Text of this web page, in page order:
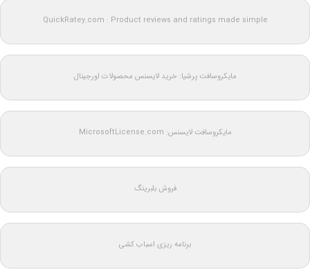
QuickRatey.com : Product reviews and ratings made simple
مایکروسافت پرشیا: خرید لایسنس محصولات اورجینال
مایکروسافت لایسنس: MicrosoftLicense.com
فروش بلبرینگ
برنامه ریزی اسباب کشی